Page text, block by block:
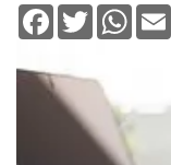
Facebook
Twitter